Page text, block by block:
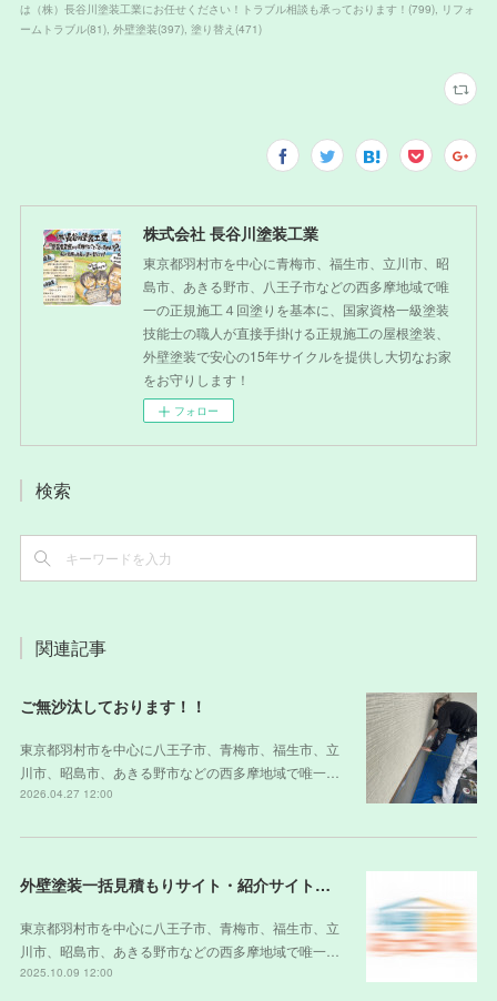
は（株）長谷川塗装工業にお任せください！トラブル相談も承っております！ (799) リフォ
ームトラブル(81) 外壁塗装(397) 塗り替え (471)
株式会社 長谷川塗装工業
東京都羽村市を中心に青梅市、福生市、立川市、昭
島市、あきる野市、八王子市などの西多摩地域で唯
一の正規施工４回塗りを基本に、国家資格一級塗装
技能士の職人が直接手掛ける正規施工の屋根塗装、
外壁塗装で安心の15年サイクルを提供し大切なお家
をお守りします！
フォロー
検索
関連記事
ご無沙汰しております！！
東京都羽村市を中心に八王子市、青梅市、福生市、立
川市、昭島市、あきる野市などの西多摩地域で唯一…
2026.04.27 12:00
外壁塗装一括見積もりサイト・紹介サイトの裏側
東京都羽村市を中心に八王子市、青梅市、福生市、立
川市、昭島市、あきる野市などの西多摩地域で唯一…
2025.10.09 12:00